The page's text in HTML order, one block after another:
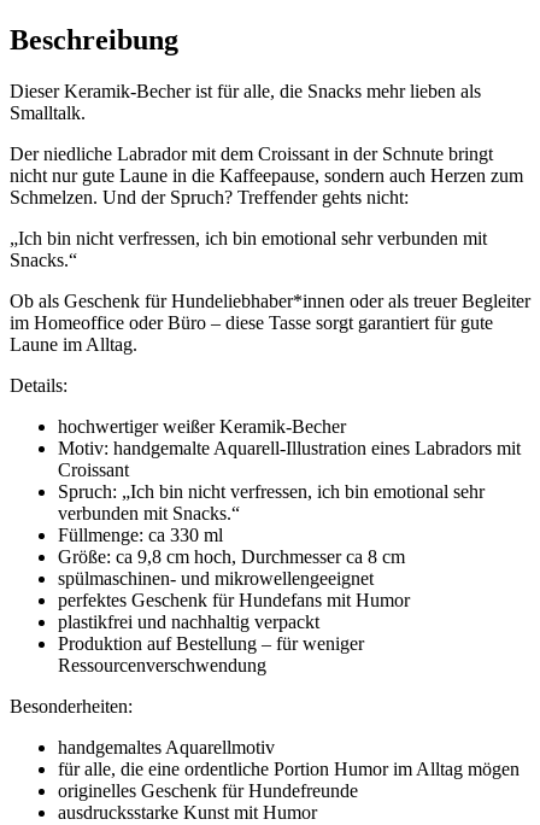
Beschreibung
Dieser Keramik-Becher ist für alle, die Snacks mehr lieben als
Smalltalk.
Der niedliche Labrador mit dem Croissant in der Schnute bringt
nicht nur gute Laune in die Kaffeepause, sondern auch Herzen zum
Schmelzen. Und der Spruch? Treffender gehts nicht:
„Ich bin nicht verfressen, ich bin emotional sehr verbunden mit
Snacks.“
Ob als Geschenk für Hundeliebhaber*innen oder als treuer Begleiter
im Homeoffice oder Büro – diese Tasse sorgt garantiert für gute
Laune im Alltag.
Details:
hochwertiger weißer Keramik-Becher
Motiv: handgemalte Aquarell-Illustration eines Labradors mit
Croissant
Spruch: „Ich bin nicht verfressen, ich bin emotional sehr
verbunden mit Snacks.“
Füllmenge: ca 330 ml
Größe: ca 9,8 cm hoch, Durchmesser ca 8 cm
spülmaschinen- und mikrowellengeeignet
perfektes Geschenk für Hundefans mit Humor
plastikfrei und nachhaltig verpackt
Produktion auf Bestellung – für weniger
Ressourcenverschwendung
Besonderheiten:
handgemaltes Aquarellmotiv
für alle, die eine ordentliche Portion Humor im Alltag mögen
originelles Geschenk für Hundefreunde
ausdrucksstarke Kunst mit Humor